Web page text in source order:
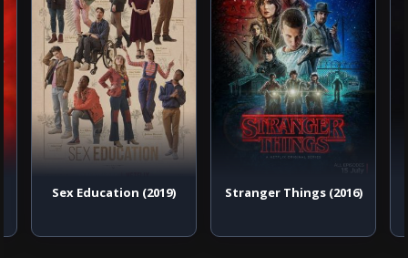
Sex Education (2019) Stranger Things (2016)